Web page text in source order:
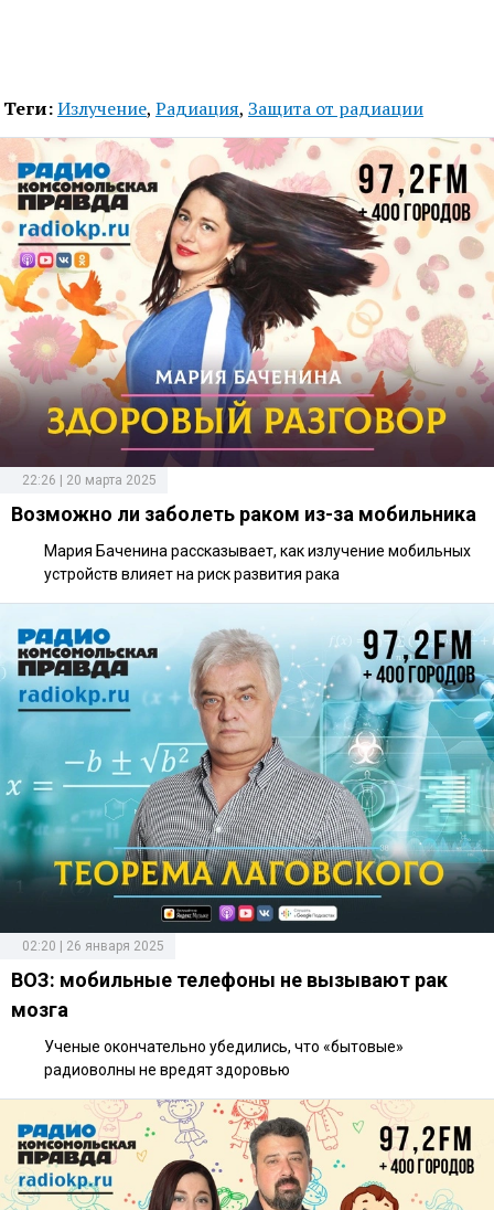
Теги:Излучение, Радиация, Защита от радиации
22:26 | 20 марта 2025
Возможно ли заболеть раком из-за мобильника
Мария Баченина рассказывает, как излучение мобильных
устройств влияет на риск развития рака
02:20 | 26 января 2025
ВОЗ: мобильные телефоны не вызывают рак
мозга
Ученые окончательно убедились, что «бытовые»
радиоволны не вредят здоровью